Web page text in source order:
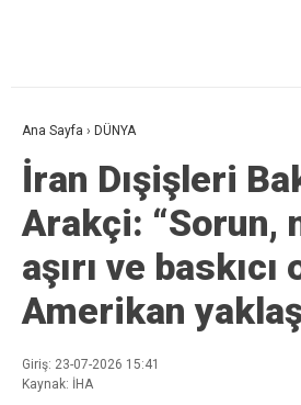
Ana Sayfa › DÜNYA
İran Dışişleri
Arakçi: “Sorun,
aşırı ve baskıcı
Amerikan
Giriş: 23-07-2026 15:41
Kaynak: İHA